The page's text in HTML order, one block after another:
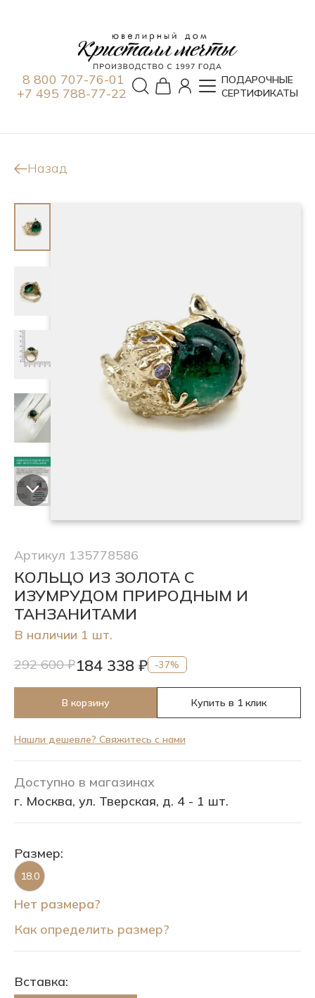
8 800 707-76-01
+7 495 788-77-22
ПОДАРОЧНЫЕ
СЕРТИФИКАТЫ
Назад
Артикул 135778586
КОЛЬЦО ИЗ ЗОЛОТА С
ИЗУМРУДОМ ПРИРОДНЫМ И
ТАНЗАНИТАМИ
В наличии 1 шт.
292 600 ₽184 338 ₽ -37%
В корзину Купить в 1 клик
Нашли дешевле? Свяжитесь с нами
Доступно в магазинах
г. Москва, ул. Тверская, д. 4 - 1 шт.
Размер:
18.0
Нет размера?
Как определить размер?
Вставка: